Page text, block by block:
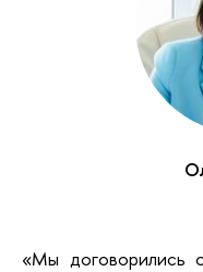
«Мы договорились